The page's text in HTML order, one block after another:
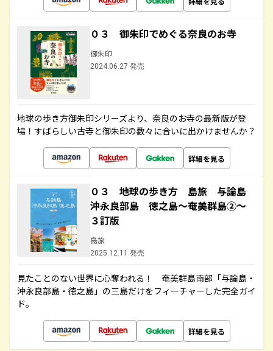
０３ 御朱印でめぐる奈良のお寺
御朱印
2024.06.27 発売
地球の歩き方御朱印シリーズより、奈良のお寺の最新版が登
場！すばらしい古寺と御朱印の数々に合いに出かけませんか？
詳細を見る
０３ 地球の歩き方 島旅 与論島
沖永良部島 徳之島～奄美群島②～
３訂版
島旅
2025.12.11 発売
見たことのない世界に心奪われる！ 奄美群島南部「与論島・
沖永良部島・徳之島」の三島だけをフィーチャーした完全ガイ
ド。
詳細を見る